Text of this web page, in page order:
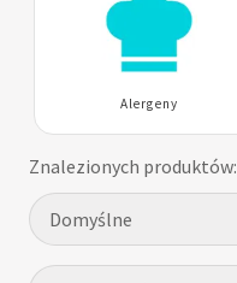
Alergeny
Znalezionych produktów: